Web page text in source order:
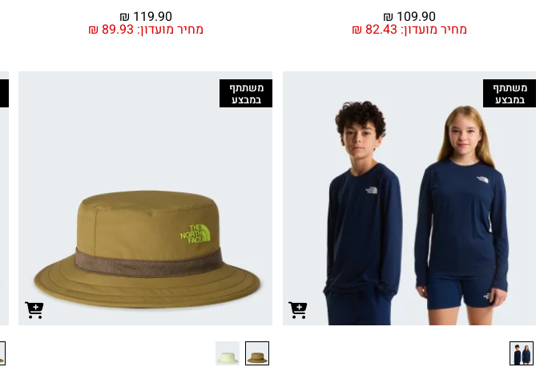
מחיר מועדון: ₪ 82.43
₪ 109.90
מחיר מועדון: ₪ 89.93
₪ 119.90
משתתף
במבצע
משתתף
במבצע